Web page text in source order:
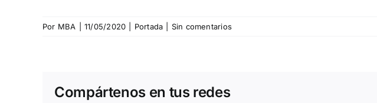
Por MBA 11/05/2020 Portada Sin comentarios
Compártenos en tus redes